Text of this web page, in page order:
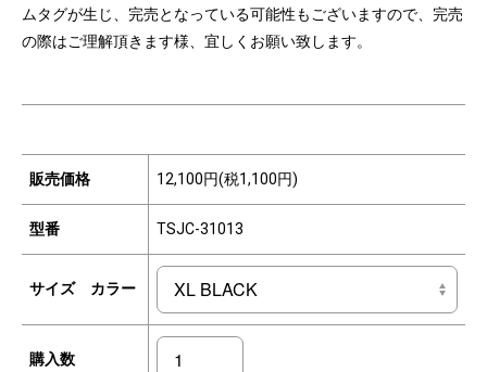
ムタグが生じ、完売となっている可能性もございますので、完売
の際はご理解頂きます様、宜しくお願い致します。
販売価格 12,100円(税1,100円)
型番 TSJC-31013
サイズ カラー
購入数